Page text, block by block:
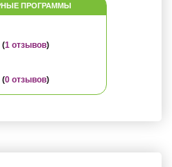
ПРОГРАММЫ
(1 отзывов)
(0 отзывов)